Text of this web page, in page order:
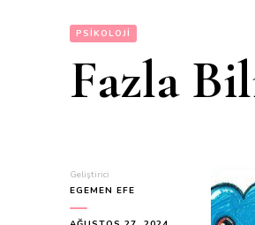
PSIKOLOJI
Fazla
Geliştirici
EGEMEN EFE